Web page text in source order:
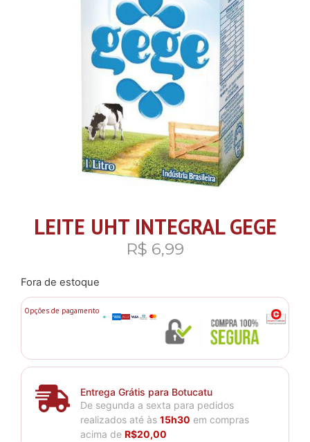
LEITE UHT INTEGRAL GEGE
R$ 6,99
Fora de estoque
Opções de pagamento
Entrega Grátis para Botucatu
De segunda a sexta para pedidos
realizados até às 15h30 em compras
acima de R$20,00